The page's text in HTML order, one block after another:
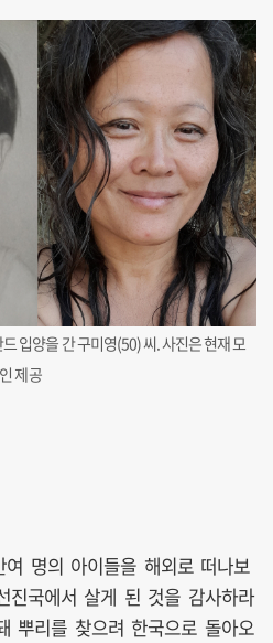
입양을 간 구미영(50) 씨. 사진은 현재 모
제공
여 명의 아이들을 해외로 떠나보
진국에서 살게 된 것을 감사하라
뿌리를 찾으려 한국으로 돌아오